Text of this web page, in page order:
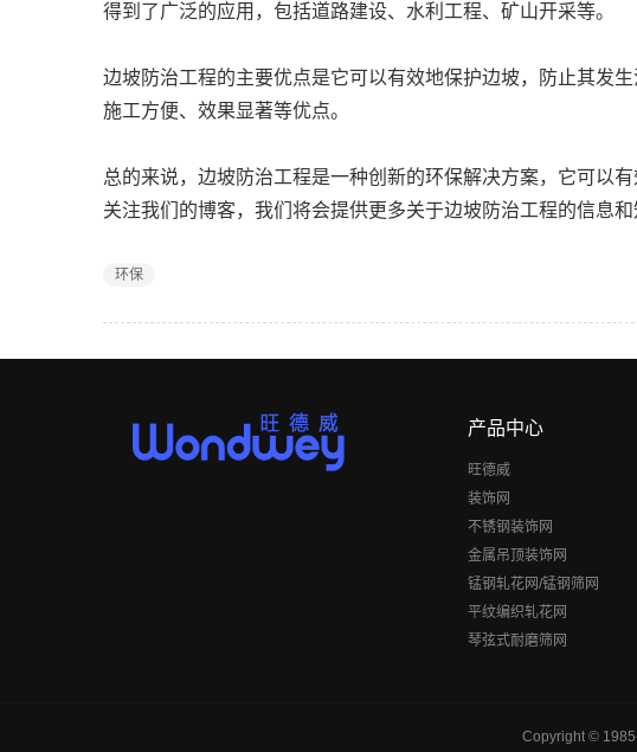
得到了广泛的应用，包括道路建设、水利工程、矿山开采等。
边坡防治工程的主要优点是它可以有效地保护边坡，防止其发
施工方便、效果显著等优点。
总的来说，边坡防治工程是一种创新的环保解决方案，它可以
关注我们的博客，我们将会提供更多关于边坡防治工程的信息和
环保
产品中心
旺德威
装饰网
不锈钢装饰网
金属吊顶装饰网
锰钢轧花网/锰钢筛网
平纹编织轧花网
琴弦式耐磨筛网
Copyright ©